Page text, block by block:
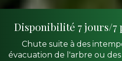
Disponibilité 7 jours/7
Chute suite à des
évacuation de l'arbre ou